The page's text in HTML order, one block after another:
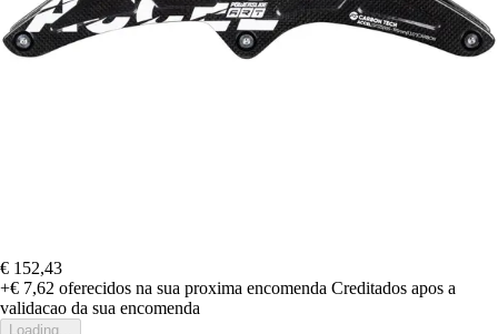
€ 152,43
+€ 7,62 oferecidos na sua proxima encomenda Creditados apos a
validacao da sua encomenda
Loading...